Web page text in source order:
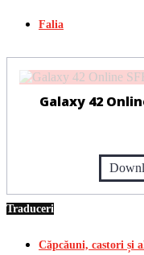
Falia
Galaxy 42
Traduceri
Căpcăuni, castori și